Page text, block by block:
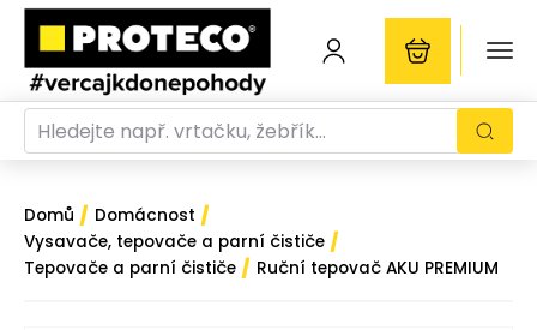
Domů / Domácnost /
Vysavače, tepovače a parní čističe /
Tepovače a parní čističe / Ruční tepovač AKU PREMIUM